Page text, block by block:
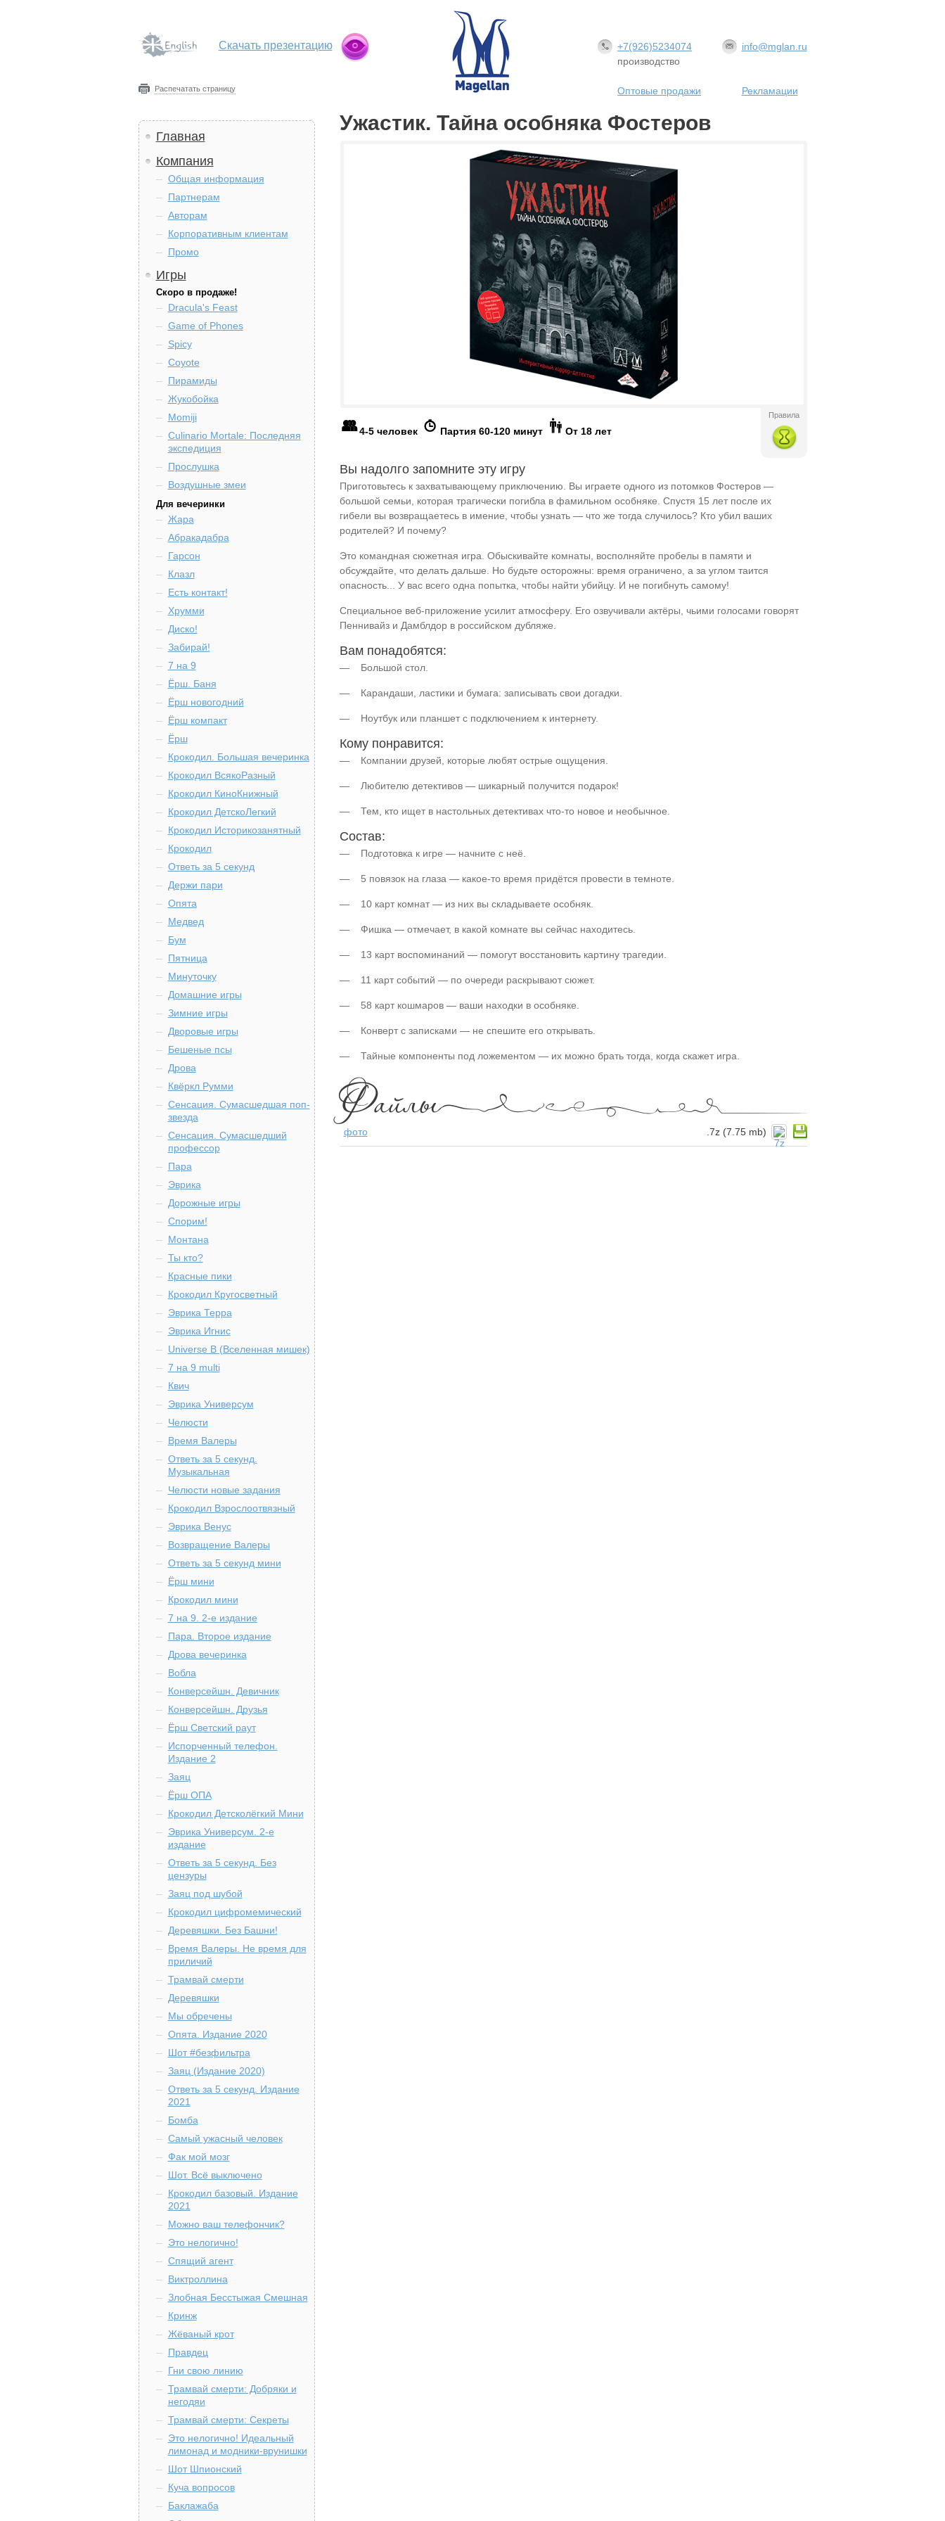
Скачать презентацию info@mglan.ru
Рекламации
+7(926)5234074
производство
Оптовые продажи
Распечатать страницу
Главная
Компания
Общая информация
Партнерам
Авторам
Корпоративным клиентам
Промо
Игры
Скоро в продаже!
Dracula's Feast
Game of Phones
Spicy
Coyote
Пирамиды
Жукобойка
Momiji
Culinario Mortale: Последняя
экспедиция
Прослушка
Воздушные змеи
Для вечеринки
Жара
Абракадабра
Гарсон
Клазл
Есть контакт!
Хрумми
Диско!
Забирай!
7 на 9
Ёрш. Баня
Ёрш новогодний
Ёрш компакт
Ёрш
Крокодил. Большая вечеринка
Крокодил ВсякоРазный
Крокодил КиноКнижный
Крокодил ДетскоЛегкий
Крокодил Историкозанятный
Крокодил
Ответь за 5 секунд
Держи пари
Опята
Медвед
Бум
Пятница
Минуточку
Домашние игры
Зимние игры
Дворовые игры
Бешеные псы
Дрова
Квёркл Румми
Сенсация. Сумасшедшая поп-
звезда
Сенсация. Сумасшедший
профессор
Пара
Эврика
Дорожные игры
Спорим!
Монтана
Ты кто?
Красные пики
Крокодил Кругосветный
Эврика Терра
Эврика Игнис
Universe B (Вселенная мишек)
7 на 9 multi
Квич
Эврика Универсум
Челюсти
Время Валеры
Ответь за 5 секунд.
Музыкальная
Челюсти новые задания
Крокодил Взрослоотвязный
Эврика Венус
Возвращение Валеры
Ответь за 5 секунд мини
Ёрш мини
Крокодил мини
7 на 9. 2-е издание
Пара. Второе издание
Дрова вечеринка
Вобла
Конверсейшн. Девичник
Конверсейшн. Друзья
Ёрш Светский раут
Испорченный телефон.
Издание 2
Заяц
Ёрш ОПА
Крокодил Детсколёгкий Мини
Эврика Универсум. 2-е
издание
Ответь за 5 секунд. Без
цензуры
Заяц под шубой
Крокодил цифромемический
Деревяшки. Без Башни!
Время Валеры. Не время для
приличий
Трамвай смерти
Деревяшки
Мы обречены
Опята. Издание 2020
Шот #безфильтра
Заяц (Издание 2020)
Ответь за 5 секунд. Издание
2021
Бомба
Самый ужасный человек
Фак мой мозг
Шот. Всё выключено
Крокодил базовый. Издание
2021
Можно ваш телефончик?
Это нелогично!
Спящий агент
Виктроллина
Злобная Бесстыжая Смешная
Кринж
Жёваный крот
Правдец
Гни свою линию
Трамвай смерти: Добряки и
негодяи
Трамвай смерти: Секреты
Это нелогично! Идеальный
лимонад и модники-врунишки
Шот Шпионский
Куча вопросов
Баклажаба
Ужастик. Тайна особняка Фостеров
Правила
4-5 человек Партия 60-120 минут От 18 лет
Вы надолго запомните эту игру
Приготовьтесь к захватывающему приключению. Вы играете одного из потомков Фостеров —
большой семьи, которая трагически погибла в фамильном особняке. Спустя 15 лет после их
гибели вы возвращаетесь в имение, чтобы узнать — что же тогда случилось? Кто убил ваших
родителей? И почему?
Это командная сюжетная игра. Обыскивайте комнаты, восполняйте пробелы в памяти и
обсуждайте, что делать дальше. Но будьте осторожны: время ограничено, а за углом таится
опасность... У вас всего одна попытка, чтобы найти убийцу. И не погибнуть самому!
Специальное веб-приложение усилит атмосферу. Его озвучивали актёры, чьими голосами говорят
Пеннивайз и Дамблдор в российском дубляже.
Вам понадобятся:
— Большой стол.
— Карандаши, ластики и бумага: записывать свои догадки.
— Ноутбук или планшет с подключением к интернету.
Кому понравится:
— Компании друзей, которые любят острые ощущения.
— Любителю детективов — шикарный получится подарок!
— Тем, кто ищет в настольных детективах что-то новое и необычное.
Состав:
— Подготовка к игре — начните с неё.
— 5 повязок на глаза — какое-то время придётся провести в темноте.
— 10 карт комнат — из них вы складываете особняк.
— Фишка — отмечает, в какой комнате вы сейчас находитесь.
— 13 карт воспоминаний — помогут восстановить картину трагедии.
— 11 карт событий — по очереди раскрывают сюжет.
— 58 карт кошмаров — ваши находки в особняке.
— Конверт с записками — не спешите его открывать.
— Тайные компоненты под ложементом — их можно брать тогда, когда скажет игра.
фото .7z (7.75 mb)